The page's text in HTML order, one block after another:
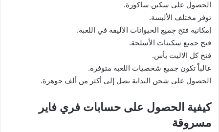
الحصول على سكين ساكورة.
توفر مختلف الألبسة.
إمكانية فتح جميع الحيوانات الأليفة في اللعبة.
فتح جميع سكينات الأسلحة.
فتح كل الاليت بأس.
غالباً تكون جميع شخصيات اللعبة متوفرة.
الحصول على شحن البداية يصل إلى أكثر من ألف جوهرة.
كيفية الحصول على حسابات فري فاير
مسروقة